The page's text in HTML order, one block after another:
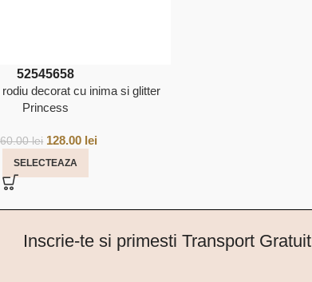
52545658
decorat cu inima si glitter
Princess
lei 128.00 lei
SELECTEAZA
Inscrie-te si primesti Transport Gratuit